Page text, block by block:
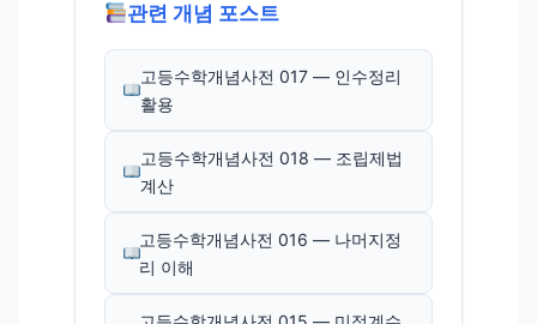
관련 개념 포스트
고등수학개념사전 017 — 인수정리
활용
고등수학개념사전 018 — 조립제법
계산
고등수학개념사전 016 — 나머지정
리 이해